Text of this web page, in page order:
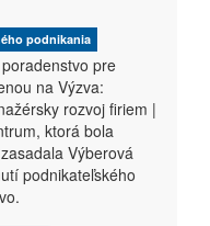
podnikania
pre
na Výzva:
rozvoj firiem |
ktorá bola
Výberová
podnikateľského